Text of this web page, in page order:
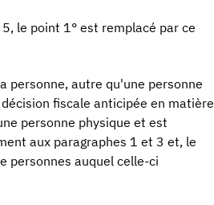
le point 1° est remplacé par ce
personne, autre qu'une personne
fiscale anticipée en matière
personne physique et est
aux paragraphes 1 et 3 et, le
personnes auquel celle-ci